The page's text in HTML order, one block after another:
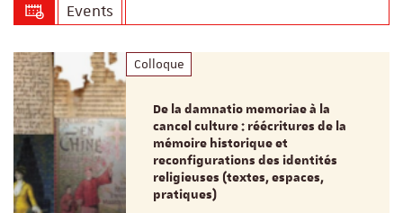
Events
Colloque
De la damnatio memoriae à la
cancel culture : réécritures de la
mémoire historique et
reconfigurations des identités
religieuses (textes, espaces,
pratiques)